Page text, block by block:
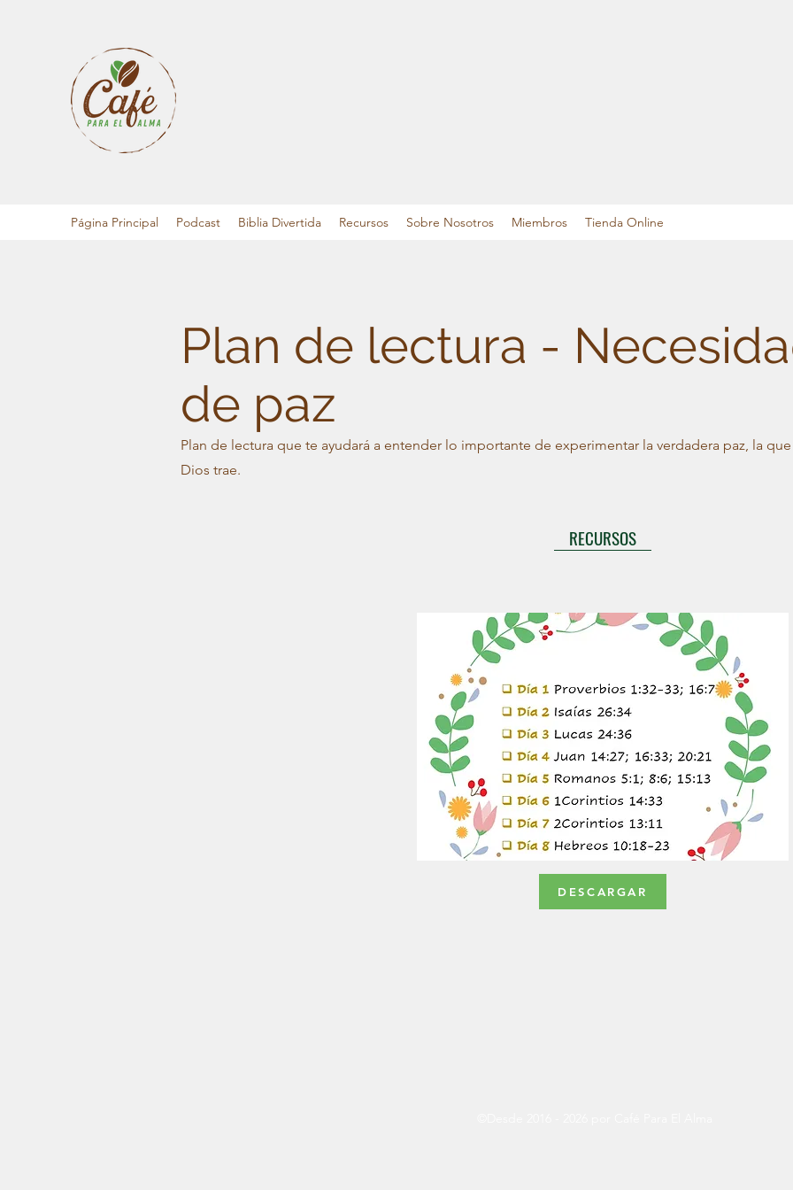
Página Principal Podcast Biblia Divertida Recursos Sobre Nosotros Miembros Tienda Online
Plan de lectura -
de paz
Plan de lectura que te ayudará a entender lo importante de experimentar la verdadera paz, la
Dios trae.
RECURSOS
DESCARGAR